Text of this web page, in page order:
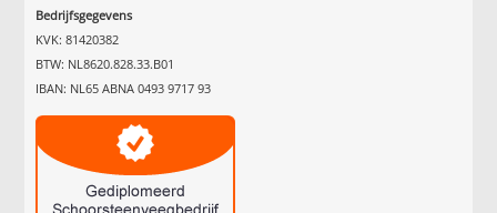
Bedrijfsgegevens
KVK: 81420382
BTW: NL8620.828.33.B01
IBAN: NL65 ABNA 0493 9717 93